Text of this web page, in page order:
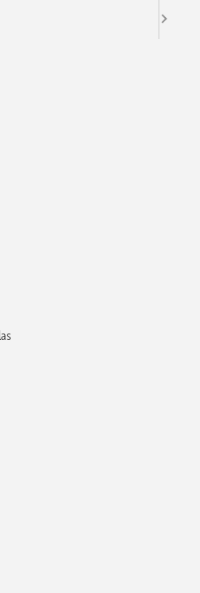
Solar: Die Anlage leistet 32
in Lärz/Rechlin gebaut.
benennt seine
seine Position als
Die
Betrieb und die Instandhaltung
bekannt. Nun werden die
gestärkt. Denn das
Investment laufend, wird künftig
firmieren.